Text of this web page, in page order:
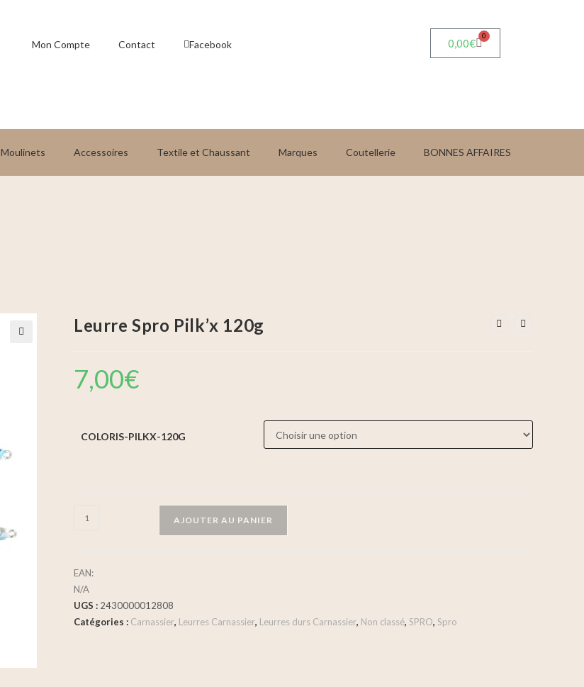
Mon Compte Contact Facebook 0,00€
0
Moulinets Accessoires Textile et Chaussant Marques Coutellerie BONNES AFFAIRES
Leurre Spro Pilk’x 120g
7,00€
COLORIS-PILKX-120G
AJOUTER AU PANIER
EAN:
N/A
UGS : 2430000012808
Catégories : Carnassier, Leurres Carnassier, Leurres durs Carnassier, Non classé, SPRO, Spro